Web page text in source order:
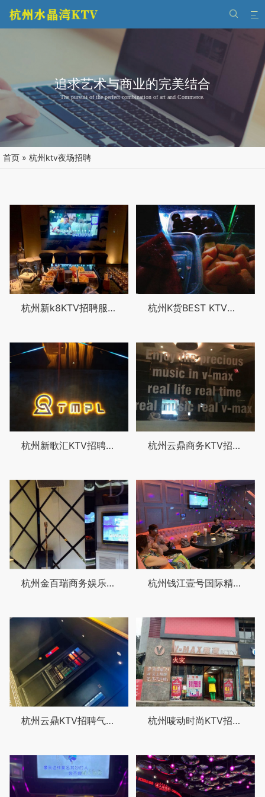


追求艺术与商业的完美结合
The pursuit of the perfect combination of art and Commerce.
首页 » 杭州ktv夜场招聘
杭州新k8KTV招聘服务生,(待遇从优) 杭州K货BEST KTV招聘服务生,(可以当天上班)
杭州新歌汇KTV招聘气氛组专员,(可便装无需换装) 杭州云鼎商务KTV招聘前台迎宾,(无押金）
杭州金百瑞商务娱乐KTV招聘商务迎宾,(待遇从优) 杭州钱江壹号国际精英招聘气氛组专员,(无押金）
杭州云鼎KTV招聘气氛组专员,(场内直招） 杭州唛动时尚KTV招聘包厢服务员,(待遇从优)